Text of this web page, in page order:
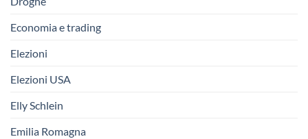
Economia e trading
Elezioni
Elezioni USA
Elly Schlein
Emilia Romagna